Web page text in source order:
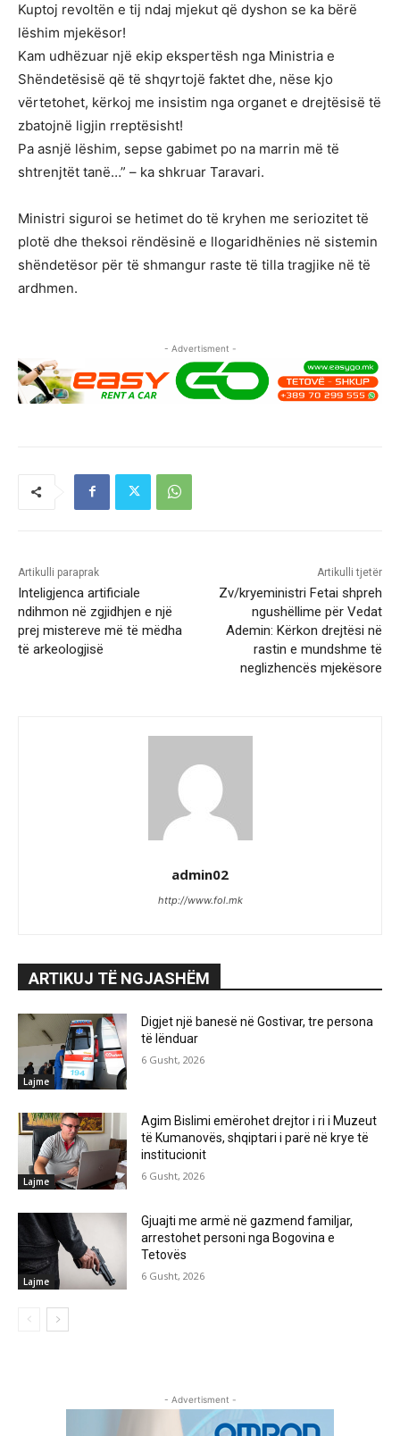
Kuptoj revoltën e tij ndaj mjekut që dyshon se ka bërë
lëshim mjekësor!
Kam udhëzuar një ekip ekspertësh nga Ministria e
Shëndetësisë që të shqyrtojë faktet dhe, nëse kjo
vërtetohet, kërkoj me insistim nga organet e drejtësisë të
zbatojnë ligjin rreptësisht!
Pa asnjë lëshim, sepse gabimet po na marrin më të
shtrenjtët tanë…” – ka shkruar Taravari.
Ministri siguroi se hetimet do të kryhen me seriozitet të
plotë dhe theksoi rëndësinë e llogaridhënies në sistemin
shëndetësor për të shmangur raste të tilla tragjike në të
ardhmen.
- Advertisment -
Artikulli paraprak
Inteligjenca artificiale
ndihmon në zgjidhjen e një
prej mistereve më të mëdha
të arkeologjisë
Artikulli tjetër
Zv/kryeministri Fetai shpreh
ngushëllime për Vedat
Ademin: Kërkon drejtësi në
rastin e mundshme të
neglizhencës mjekësore
admin02
http://www.fol.mk
ARTIKUJ TË NGJASHËM
Lajme
Digjet një banesë në Gostivar, tre persona
të lënduar
6 Gusht, 2026
Lajme
Agim Bislimi emërohet drejtor i ri i Muzeut
të Kumanovës, shqiptari i parë në krye të
institucionit
6 Gusht, 2026
Lajme
Gjuajti me armë në gazmend familjar,
arrestohet personi nga Bogovina e
Tetovës
6 Gusht, 2026
- Advertisment -